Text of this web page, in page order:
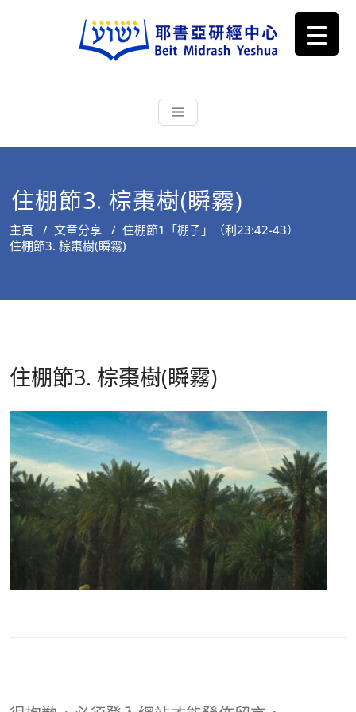
耶書亞研經中心
根源明白聖經，成為更好的門徒
住棚節3. 棕棗樹(瞬霧)
主頁 / 文章分享 / 住棚節1「棚子」（利23:42-43）
住棚節3. 棕棗樹(瞬霧)
住棚節3. 棕棗樹(瞬霧)